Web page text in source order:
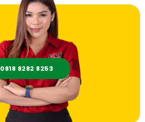
0818 8282 8253